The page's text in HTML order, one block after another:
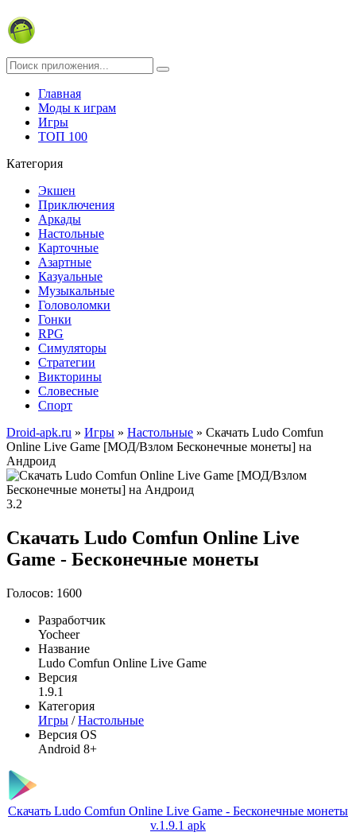
Главная
Моды к играм
Игры
ТОП 100
Категория
Экшен
Приключения
Аркады
Настольные
Карточные
Азартные
Казуальные
Музыкальные
Головоломки
Гонки
RPG
Симуляторы
Стратегии
Викторины
Словесные
Спорт
Droid-apk.ru » Игры » Настольные » Скачать Ludo Comfun
Online Live Game [МОД/Взлом Бесконечные монеты] на
Андроид
3.2
Скачать Ludo Comfun Online Live
Game - Бесконечные монеты
Голосов: 1600
Разработчик
Yocheer
Название
Ludo Comfun Online Live Game
Версия
1.9.1
Категория
Игры /Настольные
Версия OS
Android 8+
Скачать Ludo Comfun Online Live Game - Бесконечные монеты
v.1.9.1 apk